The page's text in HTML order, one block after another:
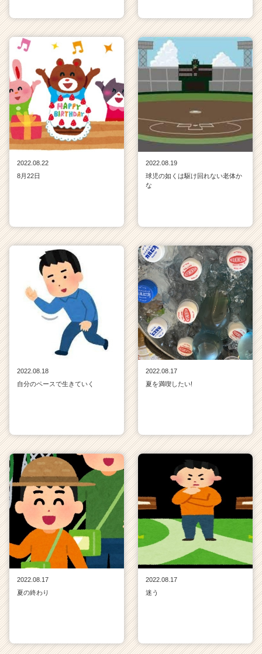
2022.08.22
8月22日
2022.08.19
球児の如くは駆け回れない老体か
な
2022.08.18
自分のペースで生きていく
2022.08.17
夏を満喫したい!
2022.08.17
夏の終わり
2022.08.17
迷う